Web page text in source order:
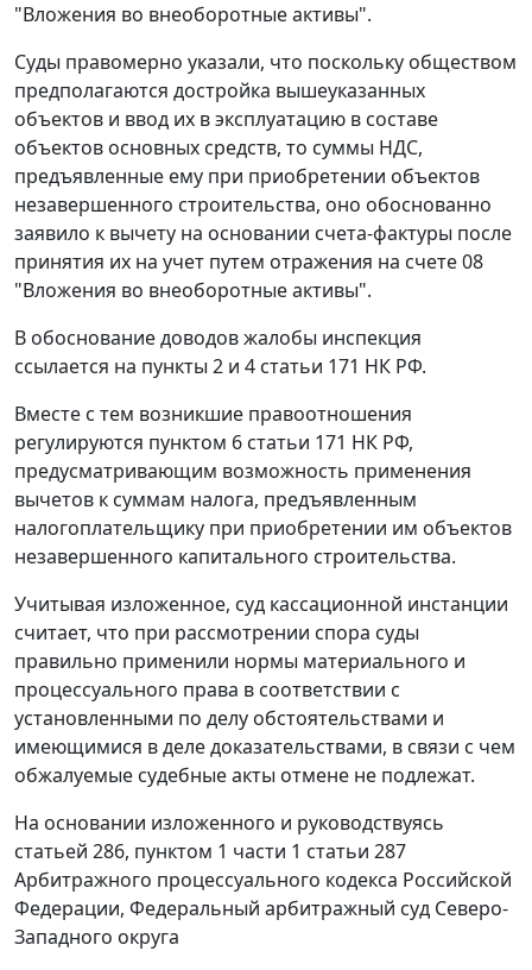
"Вложения во внеоборотные активы".
Суды правомерно указали, что поскольку обществом
предполагаются достройка вышеуказанных
объектов и ввод их в эксплуатацию в составе
объектов основных средств, то суммы НДС,
предъявленные ему при приобретении объектов
незавершенного строительства, оно обоснованно
заявило к вычету на основании счета-фактуры после
принятия их на учет путем отражения на счете 08
"Вложения во внеоборотные активы".
В обоснование доводов жалобы инспекция
ссылается на пункты 2 и 4 статьи 171 НК РФ.
Вместе с тем возникшие правоотношения
регулируются пунктом 6 статьи 171 НК РФ,
предусматривающим возможность применения
вычетов к суммам налога, предъявленным
налогоплательщику при приобретении им объектов
незавершенного капитального строительства.
Учитывая изложенное, суд кассационной инстанции
считает, что при рассмотрении спора суды
правильно применили нормы материального и
процессуального права в соответствии с
установленными по делу обстоятельствами и
имеющимися в деле доказательствами, в связи с чем
обжалуемые судебные акты отмене не подлежат.
На основании изложенного и руководствуясь
статьей 286, пунктом 1 части 1 статьи 287
Арбитражного процессуального кодекса Российской
Федерации, Федеральный арбитражный суд Северо-
Западного округа